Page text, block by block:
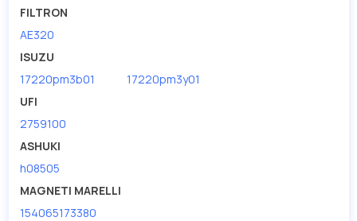
FILTRON
AE320
ISUZU
17220pm3b01
17220pm3y01
UFI
2759100
ASHUKI
h08505
MAGNETI MARELLI
154065173380